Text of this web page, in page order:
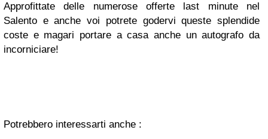
Approfittate delle numerose offerte last minute nel
Salento e anche voi potrete godervi queste splendide
coste e magari portare a casa anche un autografo da
incorniciare!
Potrebbero interessarti anche :